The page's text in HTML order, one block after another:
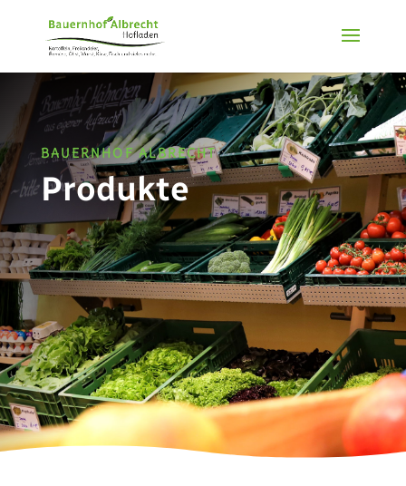
BAUERNHOF ALBRECHT
Produkte